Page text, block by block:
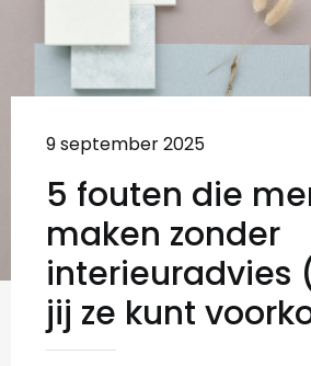
9 september 2025
5 fouten die
maken zonder
interieuradvies
jij ze kunt